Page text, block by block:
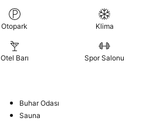
Otopark Klima
Otel Barı Spor Salonu
Buhar Odası
Sauna